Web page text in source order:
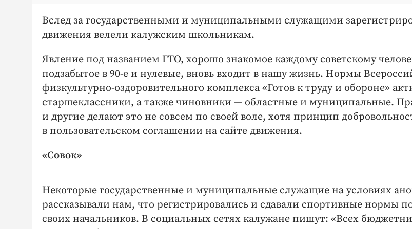
Вслед за государственными и муниципальными служащими
движения велели калужским школьникам.
Явление под названием ГТО, хорошо знакомое каждому советскому
подзабытое в 90-е и нулевые, вновь входит в нашу жизнь. Нормы
физкультурно-оздоровительного комплекса «Готов к труду и обороне»
старшеклас­сники, а также чиновники — областные и муниципальные.
и другие делают это не совсем по своей воле, хотя принцип
в пользовательском соглашении на сайте движения.
«Совок»
Некоторые государственные и муниципальные служащие на условиях
рассказывали нам, что регистрировались и сдавали спортивные нормы
своих начальников. В социальных сетях калужане пишут: «Всех